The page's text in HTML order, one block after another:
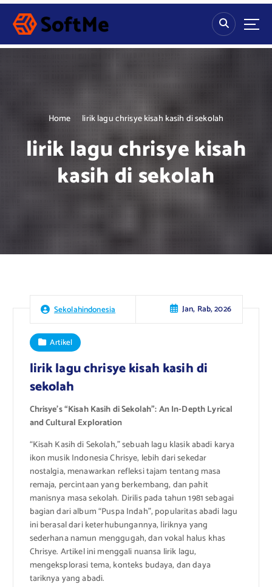
S
p
Home lirik lagu chrisye kisah kasih di sekolah
lirik lagu chrisye kisah
kasih di sekolah
Sekolahindonesia Jan, Rab, 2026
Artikel
lirik lagu chrisye kisah kasih di
sekolah
Chrisye’s “Kisah Kasih di Sekolah”: An In-Depth Lyrical
and Cultural Exploration
“Kisah Kasih di Sekolah,” sebuah lagu klasik abadi karya
ikon musik Indonesia Chrisye, lebih dari sekedar
nostalgia, menawarkan refleksi tajam tentang masa
remaja, percintaan yang berkembang, dan pahit
manisnya masa sekolah. Dirilis pada tahun 1981 sebagai
bagian dari album “Puspa Indah”, popularitas abadi lagu
ini berasal dari keterhubungannya, liriknya yang
sederhana namun menggugah, dan vokal halus khas
Chrisye. Artikel ini menggali nuansa lirik lagu,
mengeksplorasi tema, konteks budaya, dan daya
tariknya yang abadi.